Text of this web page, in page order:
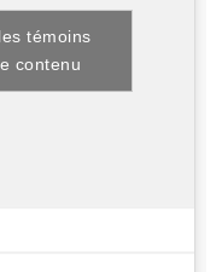
témoins
contenu